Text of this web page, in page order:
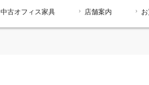
中古オフィス家具 店舗案内